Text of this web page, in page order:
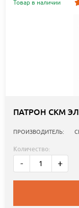
Товар в наличии
ПАТРОН СКМ
ПРОИЗВОДИТЕЛЬ:
Количество:
- +